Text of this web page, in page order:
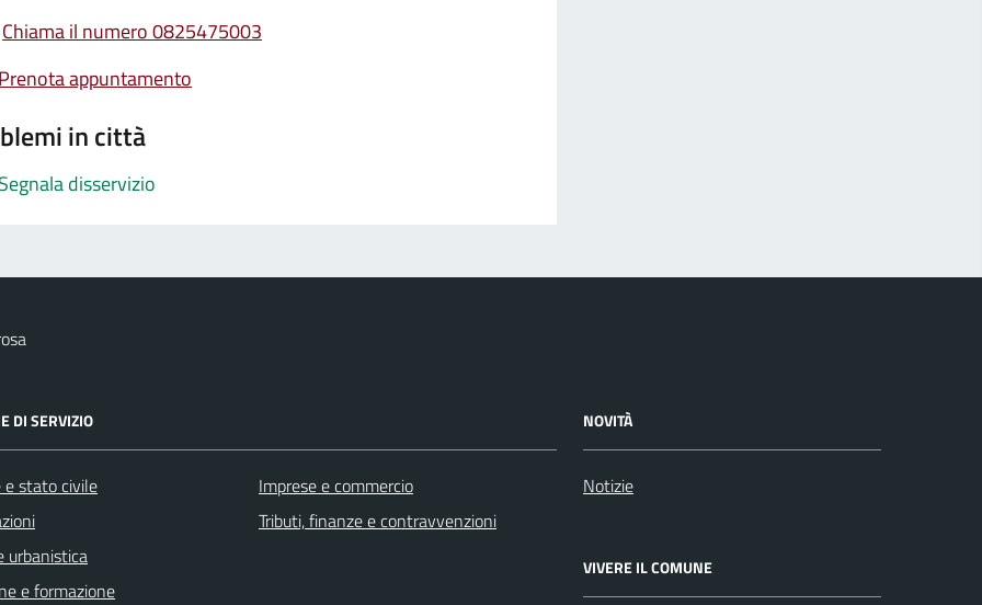
Chiama il numero 0825475003
Prenota appuntamento
in città
Segnala disservizio
DI SERVIZIO
e stato civile
urbanistica
e formazione
Imprese e commercio
Tributi, finanze e contravvenzioni
NOVITÀ
Notizie
VIVERE IL COMUNE